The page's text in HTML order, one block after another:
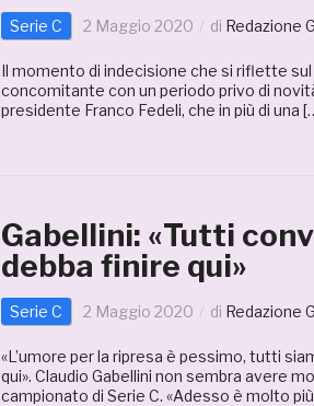
Serie C 2 Maggio 2020 di Redazione
Il momento di indecisione che si riflette sul
concomitante con un periodo privo di
presidente Franco Fedeli, che in più di una
Gabellini: «Tutti
debba finire qui»
Serie C 2 Maggio 2020 di Redazione
«L’umore per la ripresa è pessimo, tutti
qui». Claudio Gabellini non sembra avere
campionato di Serie C. «Adesso è molto